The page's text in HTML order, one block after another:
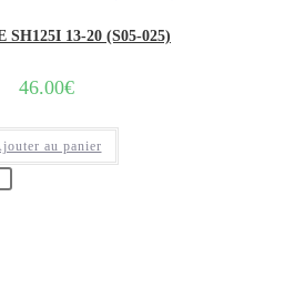
SH125I 13-20 (S05-025)
46.00€
au panier